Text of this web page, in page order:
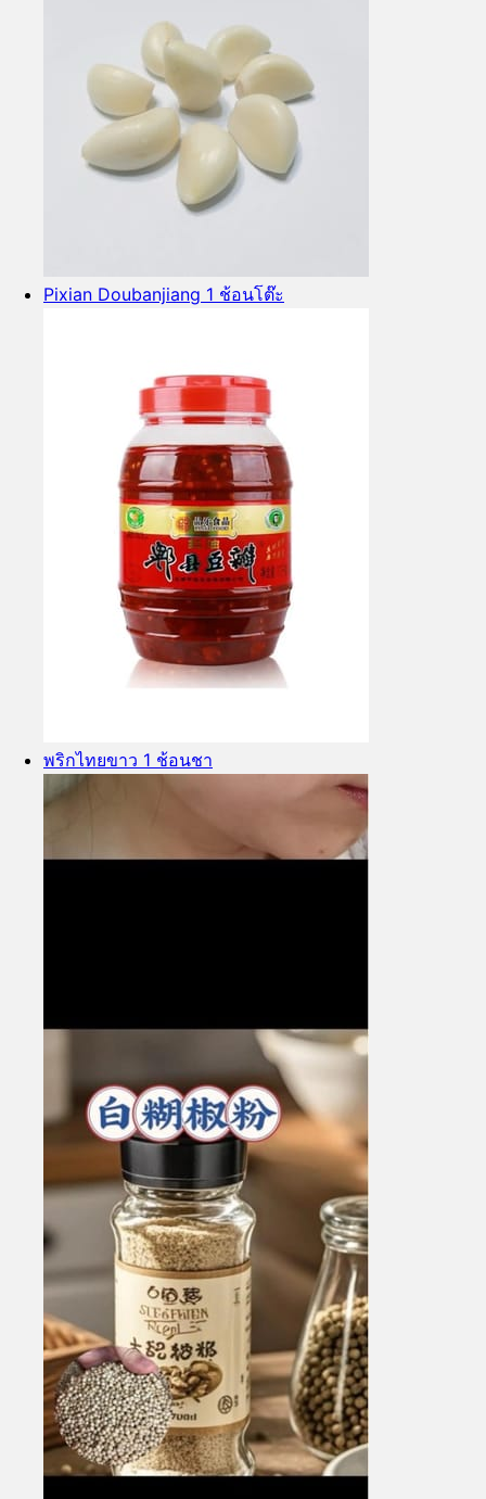
Pixian Doubanjiang 1 ช้อนโต๊ะ
พริกไทยขาว 1 ช้อนชา